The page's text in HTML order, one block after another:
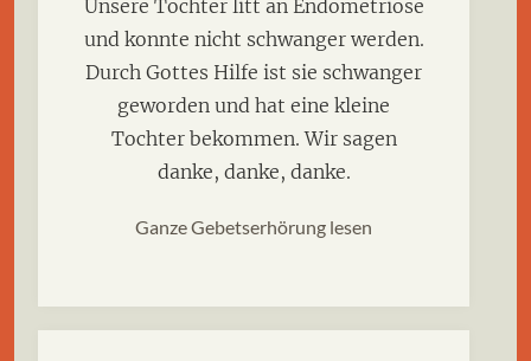
Unsere Tochter litt an Endometriose
und konnte nicht schwanger werden.
Durch Gottes Hilfe ist sie schwanger
geworden und hat eine kleine
Tochter bekommen. Wir sagen
danke, danke, danke.
Ganze Gebetserhörung lesen